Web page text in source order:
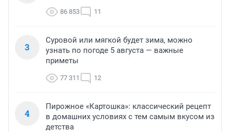
86 853 11
3
Суровой или мягкой будет зима, можно
узнать по погоде 5 августа — важные
приметы
77 311 12
4
Пирожное «Картошка»: классический рецепт
в домашних условиях с тем самым вкусом из
детства